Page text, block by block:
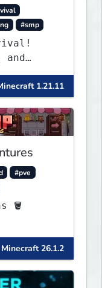
#smp
and
1.21.11
#pve
Minecraft 26.1.2